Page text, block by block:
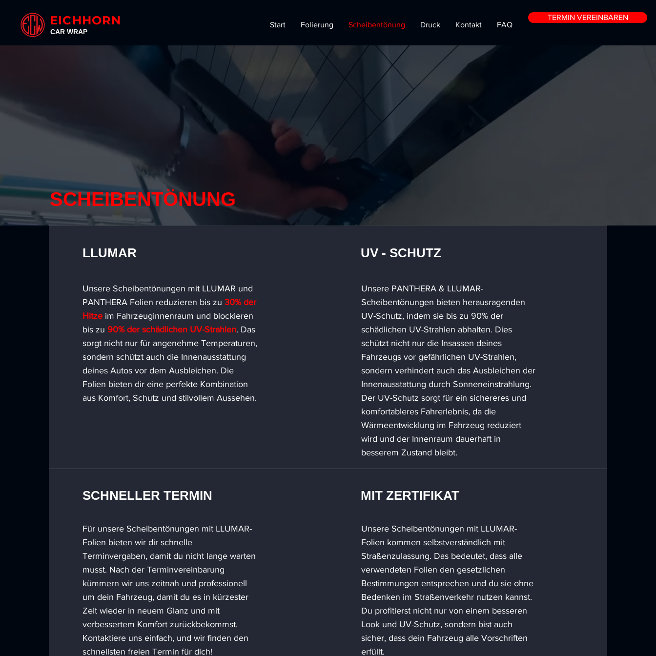
EICHHORN
CAR WRAP
Start Folierung Scheibentönung Druck Kontakt FAQ
TERMIN VEREINBAREN
SCHEIBENTÖNUNG
LLUMAR
Unsere Scheibentönungen mit LLUMAR und
PANTHERA Folien reduzieren bis zu 30% der
Hitze im Fahrzeuginnenraum und blockieren
bis zu 90% der schädlichen UV-Strahlen. Das
sorgt nicht nur für angenehme Temperaturen,
sondern schützt auch die Innenausstattung
deines Autos vor dem Ausbleichen. Die
Folien bieten dir eine perfekte Kombination
aus Komfort, Schutz und stilvollem Aussehen.
UV - SCHUTZ
Unsere PANTHERA & LLUMAR-
Scheibentönungen bieten herausragenden
UV-Schutz, indem sie bis zu 90% der
schädlichen UV-Strahlen abhalten. Dies
schützt nicht nur die Insassen deines
Fahrzeugs vor gefährlichen UV-Strahlen,
sondern verhindert auch das Ausbleichen der
Innenausstattung durch Sonneneinstrahlung.
Der UV-Schutz sorgt für ein sichereres und
komfortableres Fahrerlebnis, da die
Wärmeentwicklung im Fahrzeug reduziert
wird und der Innenraum dauerhaft in
besserem Zustand bleibt.
SCHNELLER TERMIN
Für unsere Scheibentönungen mit LLUMAR-
Folien bieten wir dir schnelle
Terminvergaben, damit du nicht lange warten
musst. Nach der Terminvereinbarung
kümmern wir uns zeitnah und professionell
um dein Fahrzeug, damit du es in kürzester
Zeit wieder in neuem Glanz und mit
verbessertem Komfort zurückbekommst.
Kontaktiere uns einfach, und wir finden den
schnellsten freien Termin für dich!
MIT ZERTIFIKAT
Unsere Scheibentönungen mit LLUMAR-
Folien kommen selbstverständlich mit
Straßenzulassung. Das bedeutet, dass alle
verwendeten Folien den gesetzlichen
Bestimmungen entsprechen und du sie ohne
Bedenken im Straßenverkehr nutzen kannst.
Du profitierst nicht nur von einem besseren
Look und UV-Schutz, sondern bist auch
sicher, dass dein Fahrzeug alle Vorschriften
erfüllt.